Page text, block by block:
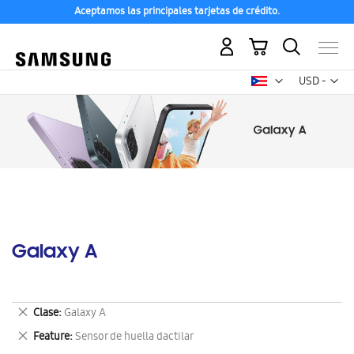
Aceptamos las principales tarjetas de crédito.
USD -
dólar
Mi carrito
Galaxy A
Clase Galaxy A
Eliminar
este
artículo
Feature Sensor de huella dactilar
Eliminar